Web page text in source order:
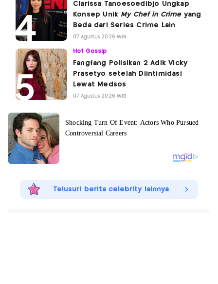
Clarissa Tanoesoedibjo Ungkap
Konsep Unik My Chef in Crimeyang
Beda dari Series Crime Lain
07 Agustus 2026 WIB
Hot Gossip
Fangfang Polisikan 2 Adik Vicky
Prasetyo setelah Diintimidasi
Lewat Medsos
07 Agustus 2026 WIB
Telusuri berita celebrity lainnya